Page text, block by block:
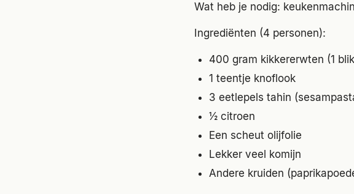
Wat heb je nodig:
Ingrediënten (4 personen):
400 gram kikkererwten (1
1 teentje knoflook
3 eetlepels tahin
½ citroen
Een scheut olijfolie
Lekker veel komijn
Andere kruiden